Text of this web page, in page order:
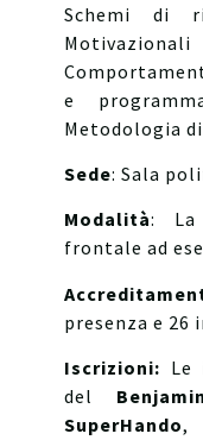
Schemi di
e
Metodologia
Sede: Sala
Modalità: La
frontale ad
presenza e 26
Iscrizioni: Le
del
SuperHando,